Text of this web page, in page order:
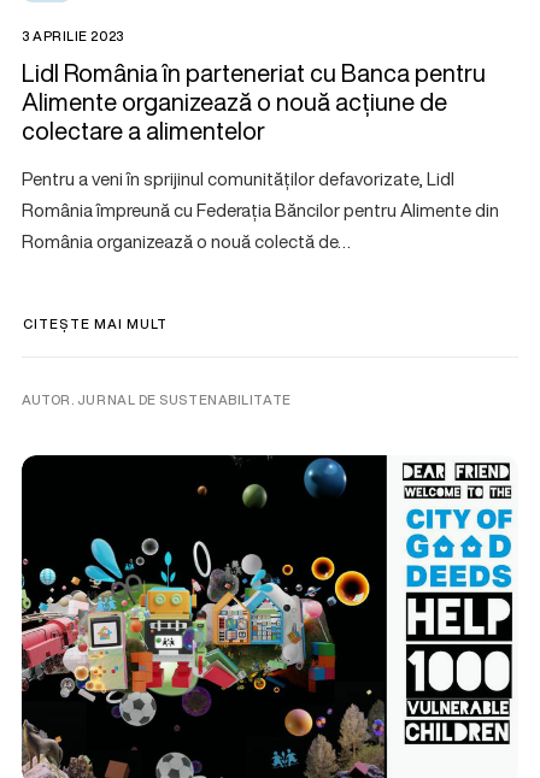
3 APRILIE 2023
Lidl România în parteneriat cu Banca pentru
Alimente organizează o nouă acțiune de
colectare a alimentelor
Pentru a veni în sprijinul comunităților defavorizate, Lidl
România împreună cu Federația Băncilor pentru Alimente din
România organizează o nouă colectă de…
CITEȘTE MAI MULT
AUTOR. JURNAL DE SUSTENABILITATE